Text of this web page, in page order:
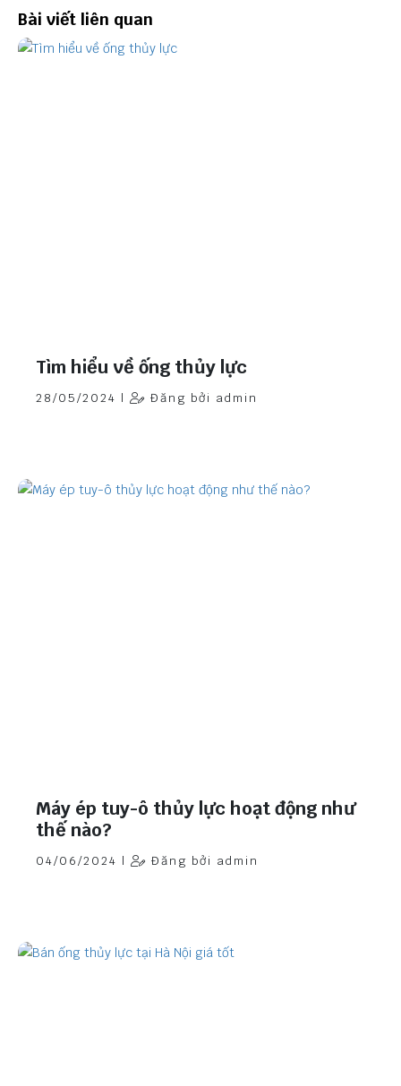
Bài viết liên quan
Tìm hiểu về ống thủy lực
28/05/2024 | Đăng bởi admin
Máy ép tuy-ô thủy lực hoạt động như
thế nào?
04/06/2024 | Đăng bởi admin